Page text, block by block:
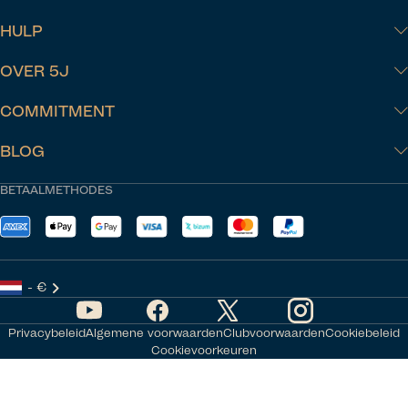
BETAALMETHODES
- €
HULP
OVER 5J
COMMITMENT
BLOG
PrivacybeleidAlgemene voorwaardenClubvoorwaardenCookiebeleid
Cookievoorkeuren